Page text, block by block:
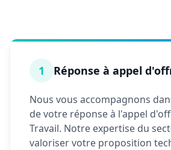
1 Réponse à appel
Nous vous accompagnons
de votre réponse à l'appel
Travail. Notre expertise du
valoriser votre proposition